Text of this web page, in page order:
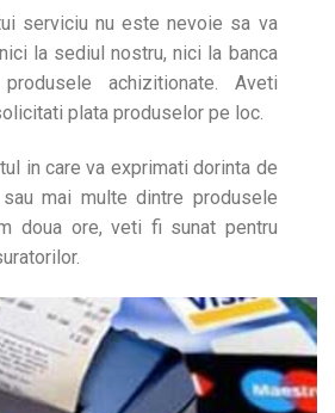
serviciu nu este nevoie sa va
la sediul nostru, nici la banca
achizitionate. Aveti
plata produselor pe loc.
in care va exprimati dorinta de
mai multe dintre produsele
doua ore, veti fi sunat pentru